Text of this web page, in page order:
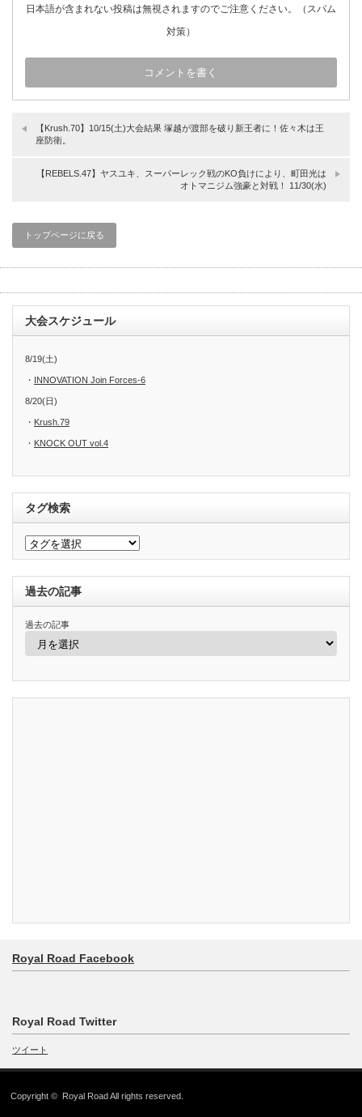
日本語が含まれない投稿は無視されますのでご注意ください。（スパム
対策）
【Krush.70】10/15(土)大会結果 塚越が渡部を破り新王者に！佐々木は王
座防衛。
【REBELS.47】ヤスユキ、スーパーレック戦のKO負けにより、町田光は
オトマニジム強豪と対戦！ 11/30(水)
トップページに戻る
大会スケジュール
8/19(土)
・ INNOVATION Join Forces-6
8/20(日)
・ Krush.79
・ KNOCK OUT vol.4
タグ検索
過去の記事
過去の記事
Royal Road Facebook
Royal Road Twitter
ツイート
Copyright © Royal RoadAll rights reserved.